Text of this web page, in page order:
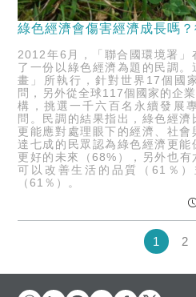
綠色經濟會傷害經濟成長嗎
2012年6月，「聯合國環境署」
了一份以綠色經濟為題的民調
畫」所執行，針對世界17個國
問，另外從全球117個國家的企
構，挑選一千六百名永續發展
問。民調的結果指出，綠色經濟
更能應對處理眼下的經濟、社
達七成的民眾認為綠色經濟更
更好的未來（68%），另外也
可以改善生活的品質（61％
（61％）。
1 2